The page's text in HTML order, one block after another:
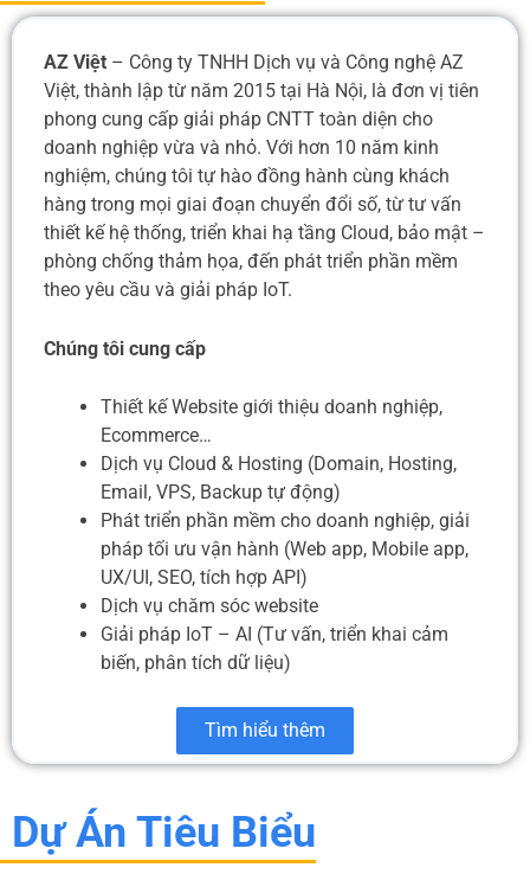
AZ Việt – Công ty TNHH Dịch vụ và Công nghệ AZ
Việt, thành lập từ năm 2015 tại Hà Nội, là đơn vị tiên
phong cung cấp giải pháp CNTT toàn diện cho
doanh nghiệp vừa và nhỏ. Với hơn 10 năm kinh
nghiệm, chúng tôi tự hào đồng hành cùng khách
hàng trong mọi giai đoạn chuyển đổi số, từ tư vấn
thiết kế hệ thống, triển khai hạ tầng Cloud, bảo mật –
phòng chống thảm họa, đến phát triển phần mềm
theo yêu cầu và giải pháp IoT.
Chúng tôi cung cấp
Thiết kế Website giới thiệu doanh nghiệp,
Ecommerce…
Dịch vụ Cloud & Hosting (Domain, Hosting,
Email, VPS, Backup tự động)
Phát triển phần mềm cho doanh nghiệp, giải
pháp tối ưu vận hành (Web app, Mobile app,
UX/UI, SEO, tích hợp API)
Dịch vụ chăm sóc website
Giải pháp IoT – AI (Tư vấn, triển khai cảm
biến, phân tích dữ liệu)
Tìm hiểu thêm
Dự Án Tiêu Biểu